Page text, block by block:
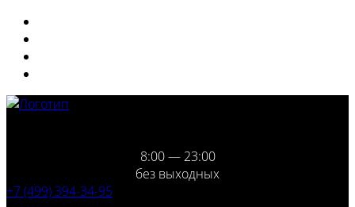
8:00 — 23:00
без выходных
+7 (499) 394-34-95